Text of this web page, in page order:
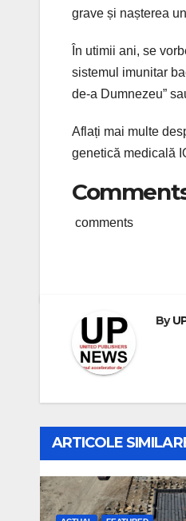
grave și nașterea
În utimii ani, se
sistemul imunitar
de-a Dumnezeu”
Aflați mai multe
genetică medicală
comments
By
ARTICOLE